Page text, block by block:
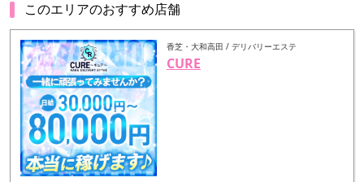
このエリアのおすすめ店舗
香芝・大和高田 / デリバリーエステ
CURE